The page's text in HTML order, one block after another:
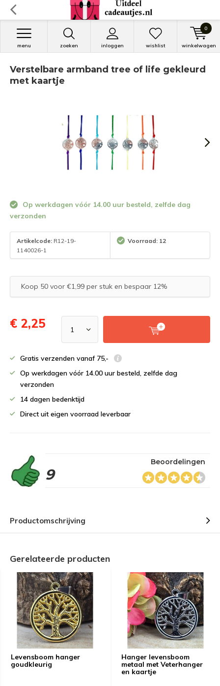
zoeken inloggen
menu wishlist winkelwagen
0
Verstelbare armband tree of life gekleurd
met kaartje
Op werkdagen vóór 14.00 uur besteld, zelfde dag
verzonden
Artikelcode: R12-19-
1140026-1
Voorraad: 12
Koop 50 voor €1,99 per stuk en bespaar 12%
€ 2,25
Gratis verzenden vanaf 75,-
Op werkdagen vóór 14.00 uur besteld, zelfde dag
verzonden
14 dagen bedenktijd
Direct uit eigen voorraad leverbaar
9
Beoordelingen
Productomschrijving
Gerelateerde producten
Levensboom hanger
goudkleurig
Hanger levensboom
metaal met Veterhanger
en kaartje